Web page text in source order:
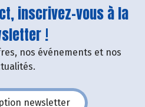
inscrivez-vous à la
!
nos événements et nos
newsletter